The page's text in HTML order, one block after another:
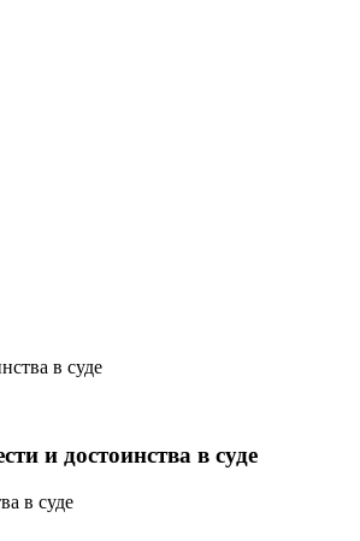
в суде
и достоинства в суде